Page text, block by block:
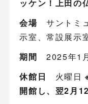
ッケン！上田の
会場 サントミ
示室、常設展示
期間 2025年1
休館日
火曜日
開館し、翌2月